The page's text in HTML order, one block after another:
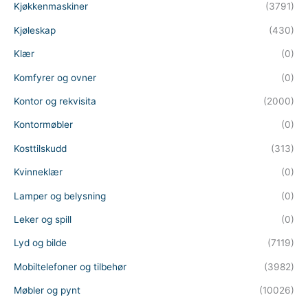
Kjøkkenmaskiner (3791)
Kjøleskap (430)
Klær (0)
Komfyrer og ovner (0)
Kontor og rekvisita (2000)
Kontormøbler (0)
Kosttilskudd (313)
Kvinneklær (0)
Lamper og belysning (0)
Leker og spill (0)
Lyd og bilde (7119)
Mobiltelefoner og tilbehør (3982)
Møbler og pynt (10026)